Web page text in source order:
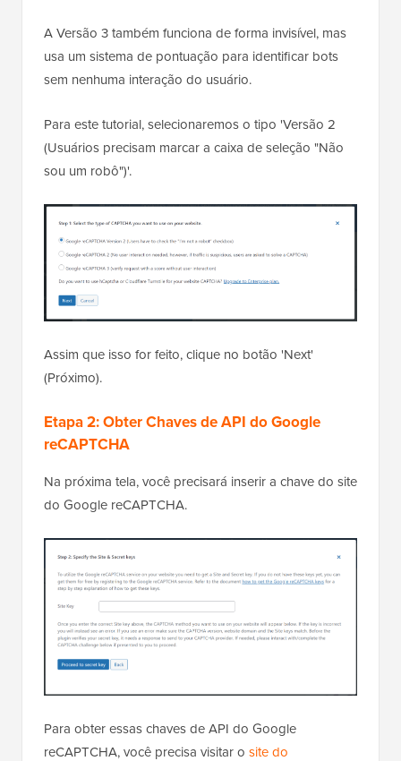
A Versão 3 também funciona de forma invisível, mas
usa um sistema de pontuação para identificar bots
sem nenhuma interação do usuário.
Para este tutorial, selecionaremos o tipo 'Versão 2
(Usuários precisam marcar a caixa de seleção "Não
sou um robô")'.
Assim que isso for feito, clique no botão 'Next'
(Próximo).
Etapa 2: Obter Chaves de API do Google
reCAPTCHA
Na próxima tela, você precisará inserir a chave do site
do Google reCAPTCHA.
Para obter essas chaves de API do Google
reCAPTCHA, você precisa visitar o site do